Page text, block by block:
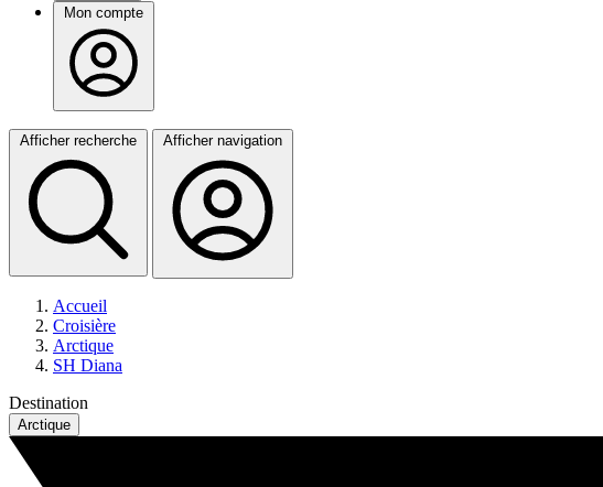
Mon compte
Afficher recherche Afficher navigation
Accueil
Croisière
Arctique
SH Diana
Destination
Arctique